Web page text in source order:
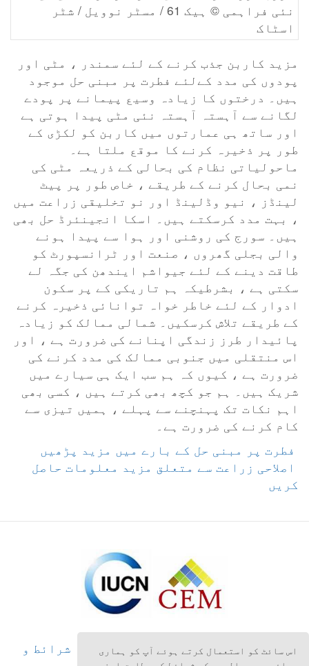
اس سائٹ کو استعمال کرتے ہوئے آپ کو ہماری
نئی فراہمی © ہیک 61 / مسٹر نوویل / شٹر
اسٹاک
مزید کاربن جذب کرنے کے لئے سمندر ، مٹی اور
پودوں کی مدد کےلئے فطرت پر مبنی حل موجود
ہیں۔ درختوں کا زیادہ وسیع پیمانے پر پودے
لگانے سے آہستہ آہستہ نئی مٹی پیدا ہوتی ہے
اور ساتھ ہی عمارتوں میں کاربن کو لکڑی کے
طور پر ذخیرہ کرنے کا موقع ملتا ہے۔
ماحولیاتی نظام کی بحالی کے ذریعہ مٹی کی
نمی بحال کرنے کے طریقے ، خاص طور پر پیٹ
لینڈز ، نیو وڈلینڈ اور نو تخلیقی زراعت میں
، بہت مدد کرسکتے ہیں۔ اسکا انجینئرڈ حل بھی
ہیں۔ سورج کی روشنی اور ہوا سے پیدا ہونے
والی بجلی گھروں ، صنعت اور ٹرانسپورٹ کو
طاقت دینے کے لئے جیواشم ایندھن کی جگہ لے
سکتی ہے ، بشرطیکہ ہم تاریکی کے پر سکون
ادوار کے لئے خاطر خواہ توانائی ذخیرہ کرنے
کے طریقے تلاش کرسکیں۔ شمالی ممالک کو زیادہ
پائیدار طرز زندگی اپنانے کی ضرورت ہے ، اور
اس منتقلی میں جنوبی ممالک کی مدد کرنے کی
ضرورت ہے ، کیوں کہ ہم سب ایک ہی سیارے میں
شریک ہیں۔ ہم جو کچھ بھی کرتے ہیں ، کسی بھی
اہم نکات تک پہنچنے سے پہلے ، ہمیں تیزی سے
کام کرنے کی ضرورت ہے۔
‎ اصلاحی زراعت سے متعلق مزید معلومات حاصل
کریں
حق اشاعت©
Anatrack Ltd 2026
شرائط و